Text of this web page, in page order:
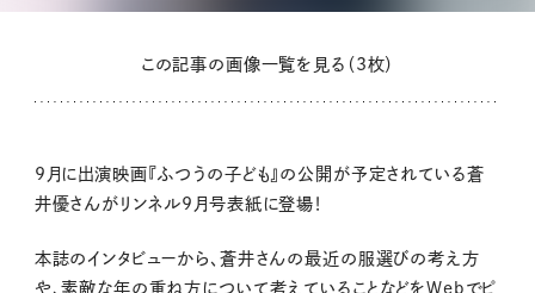
この記事の画像一覧を見る（3枚）
9月に出演映画『ふつうの子ども』の公開が予定されている蒼
井優さんがリンネル9月号表紙に登場！
本誌のインタビューから、蒼井さんの最近の服選びの考え方
や、素敵な年の重ね方について考えていることなどをWebでピ